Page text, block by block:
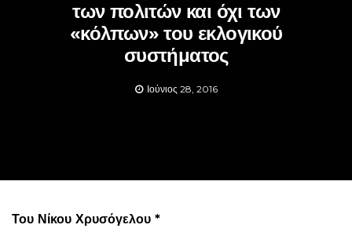
των πολιτών και όχι των
«κόλπων» του εκλογικού
συστήματος
Ιούνιος 28, 2016
Του Νίκου Χρυσόγελου *